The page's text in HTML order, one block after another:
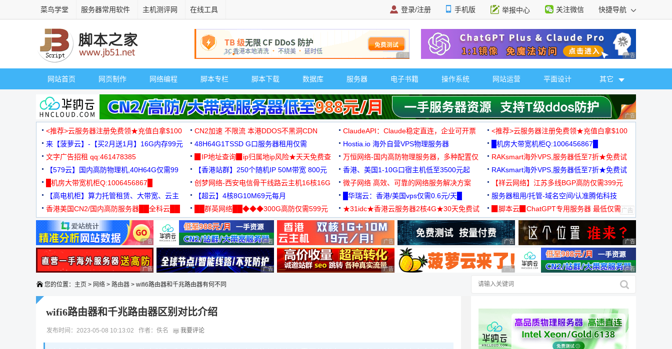
菜鸟学堂 服务器常用软件 主机测评网 在线工具 登录/注册 手机版 举报中心 关注微信 快捷导航
广告 商业广告，理性选择 广告 商业广告，理
网站首页 网页制作 网络编程 脚本专栏 脚本下载 数据库 服务器 电子书籍 操作系统 网站运营 平面设计 其它
广告 商业广告，理
<推荐>云服务器注册免费领★充值白拿$100 CN2加速 不限流 本港DDOS不黑洞CDN ClaudeAPI：Claude稳定直连，企业可开票
<推荐>云服务器注册免费领★充值白拿$100
来【菠萝云】-【买2月送1月】16G内存99元
48H64G1TSSD G口服务器租用仅需
3000+可免费测试
Hostia.io 海外自营VPS物理服务器
█机房大带宽机柜Q:1006456867█
文字广告招租 qq:461478385
▉IP地址查询▉ip归属地ip风险★天天免费查
万恒网络-国内高防物理服务器，多种配置仅
99元/月起
RAKsmart海外VPS,服务器低至7折★免费试
用★
【579云】国内高防物理机,40H64G仅需99
元
【香港站群】250个随机IP 50M带宽 800元 香港、美国1-10G口宿主机低至3500元起
RAKsmart海外VPS,服务器低至7折★免费试
用★
█机房大带宽机柜Q:1006456867█
创梦网络-西安电信骨干线路云主机16核16G
88元/月
微子网络 高效、可靠的网络服务解决方案
【祥云网络】江苏多线BGP高防仅需399元
【高电机柜】算力托管租赁、大带宽、云主
机
【超云】4核8G10M69元每月 █华瑞云：香港/美国vps仅需0.6元/天█
服务器租用/托管-域名空间/认准腾佑科技
香港美国CN2/国内高防服务器██全科云██
██群英网络██◆◆◆300G高防仅需599元
◆◆◆
★31idc★香港云服务器2核4G★30天免费试
用◆
▉脚本云▉ChatGPT专用服务器 最低仅需
19元/月
广告 商业广告，理性选择 广告 商业广告，理性选择 广告 商业广告，理性选择 广告 商业广告，理性选择 广告 商业广告，理
广告 商业广告，理性选择 广告 商业广告，理性选择 广告 商业广告，理性选择 广告 商业广告，理性选择 广告 商业广告，理
您的位置： 主页 > 网络 > 路由器 > wifi6路由器和千兆路由器有何不同
wifi6路由器和千兆路由器区别对比介绍
发布时间：2023-05-08 10:13:02 作者：佚名 我要评论